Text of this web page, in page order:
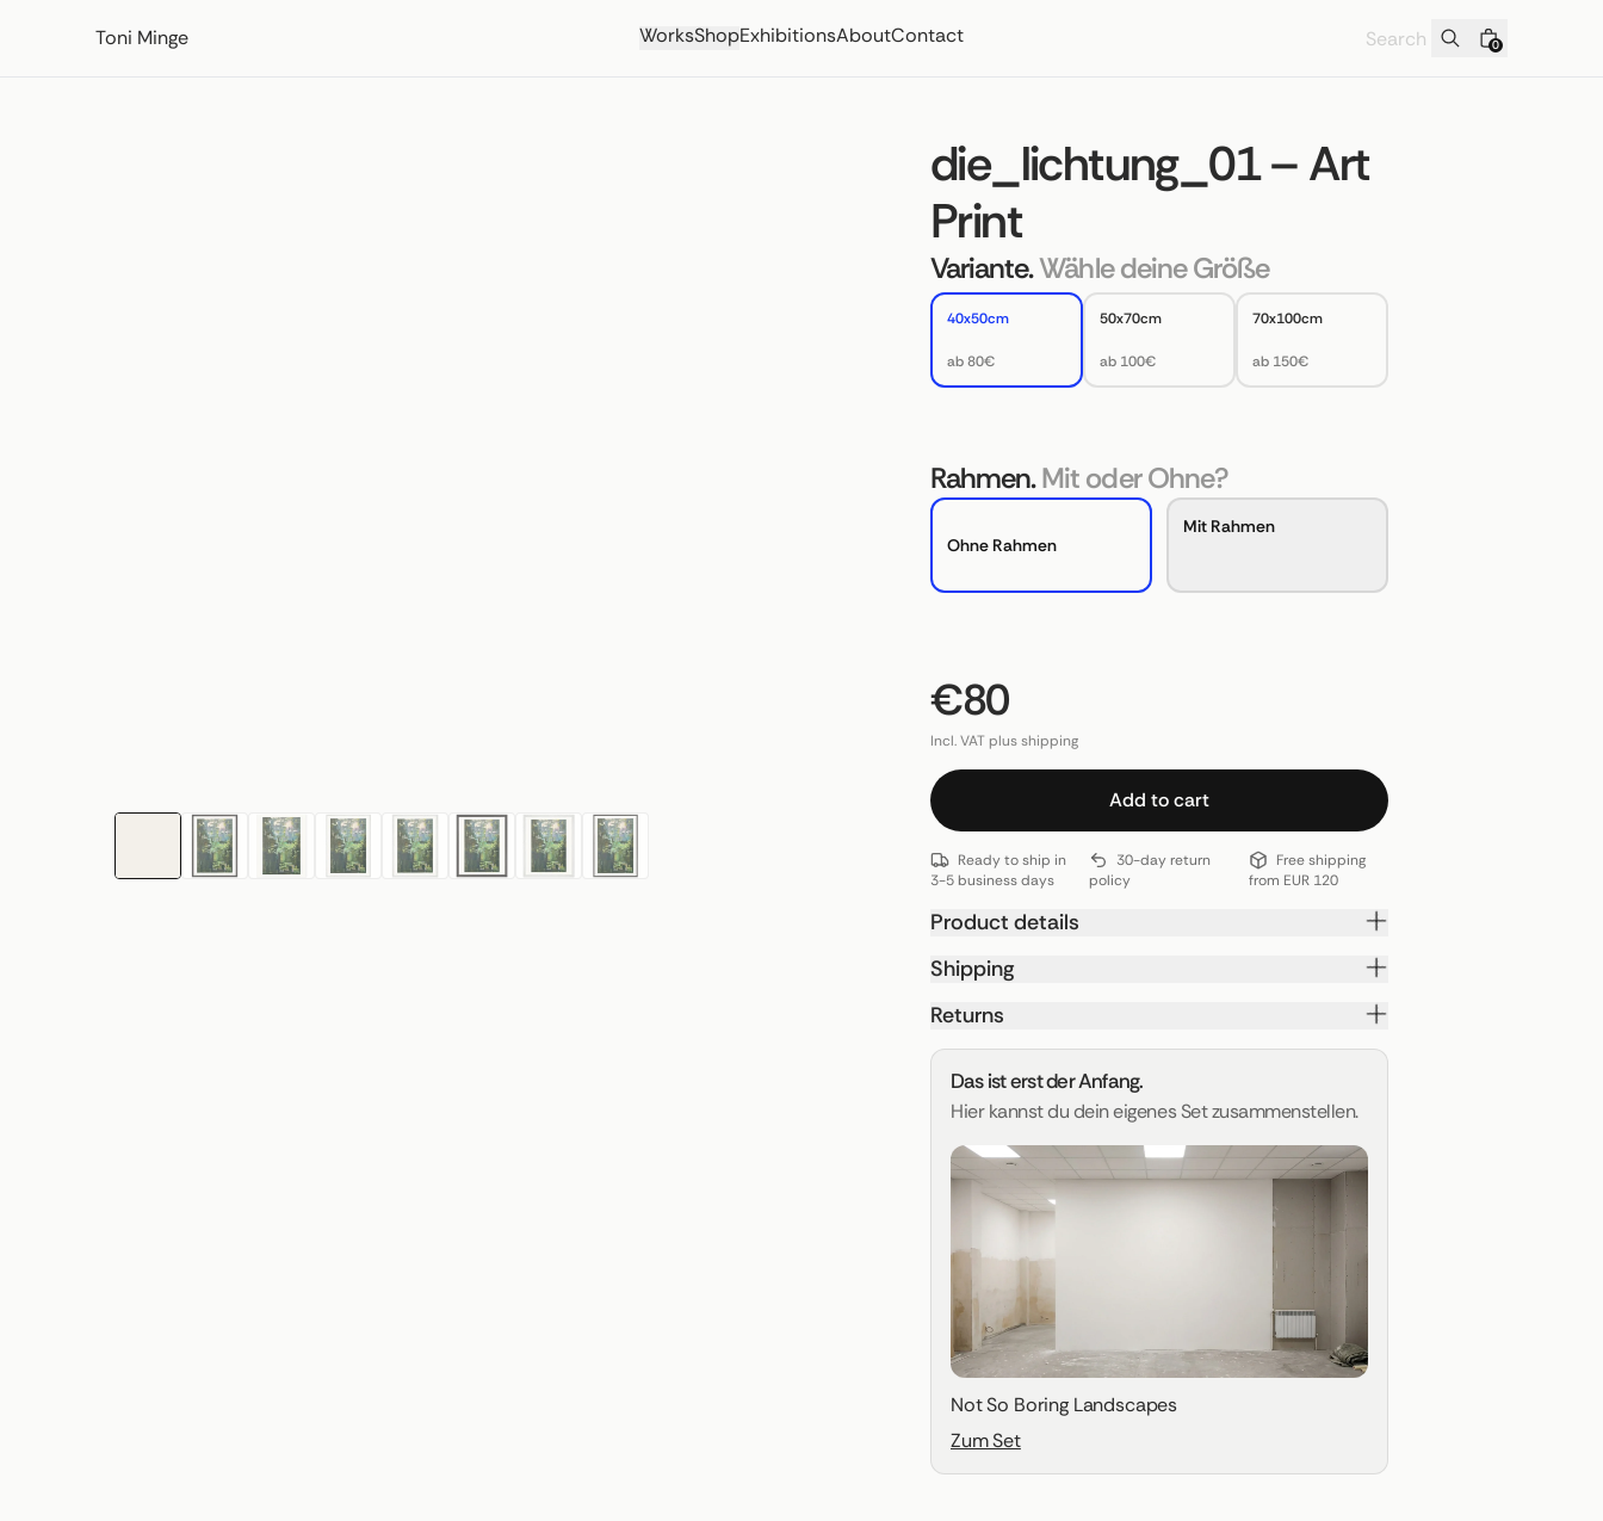
Toni Minge
WorksShopExhibitionsAboutContact 0
die_lichtung_01 – Art
Print
Variante.Wähle deine Größe
40x50cm
ab 80€
50x70cm
ab 100€
70x100cm
ab 150€
Rahmen.Mit oder Ohne?
Ohne Rahmen
Mit Rahmen
€80
Incl. VAT plus shipping
Add to cart
Ready to ship in
3-5 business days
30-day return
policy
Free shipping
from EUR 120
Product details
Shipping
Returns
Das ist erst der Anfang.
Hier kannst du dein eigenes Set zusammenstellen.
Not So Boring Landscapes
Zum Set